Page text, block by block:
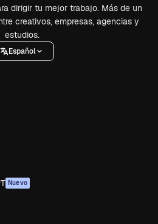
dirigir tu mejor trabajo. Más de un
creativos, empresas, agencias y
estudios.
Español
Nuevo